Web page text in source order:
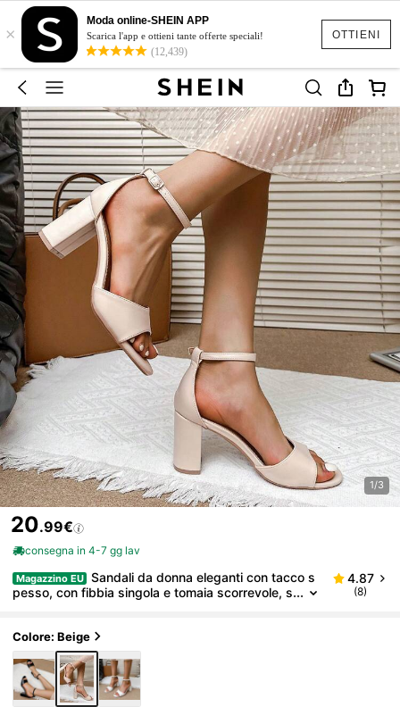
OTTIENI
×
Moda online-SHEIN APP
Scarica l'app e ottieni tante offerte speciali!
(12,439)
1/3
20.99€
consegna in 4-7 gg lav
Magazzino EU
Sandali da donna eleganti con tacco s
pesso, con fibbia singola e tomaia scorrevole, s
4.87
(8)
Colore: Beige